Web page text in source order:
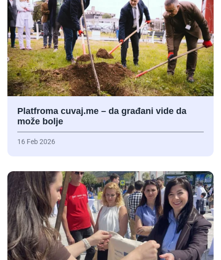
Platfroma cuvaj.me – da građani vide da
može bolje
16 Feb 2026